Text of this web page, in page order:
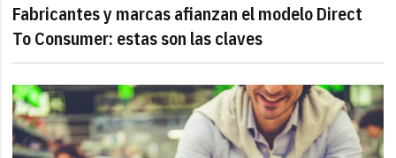
Fabricantes y marcas afianzan el modelo Direct
To Consumer: estas son las claves